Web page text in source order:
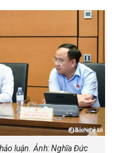
luận. Ảnh: Nghĩa Đức